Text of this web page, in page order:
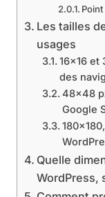
Les tailles
usages
16×16
des
48×48
Google
Quelle
WordPress,